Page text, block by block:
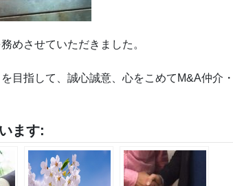
めさせていただきました。
目指して、誠心誠意、心をこめてM&A仲介・
ます: